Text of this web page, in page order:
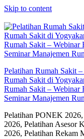
Skip to content
Pelatihan Rumah Sakit
Rumah Sakit di
Rumah Sakit – Webinar
Seminar Manajemen
Pelatihan PONEK
2026, Pelatihan Asesor
2026, Pelatihan Rekam